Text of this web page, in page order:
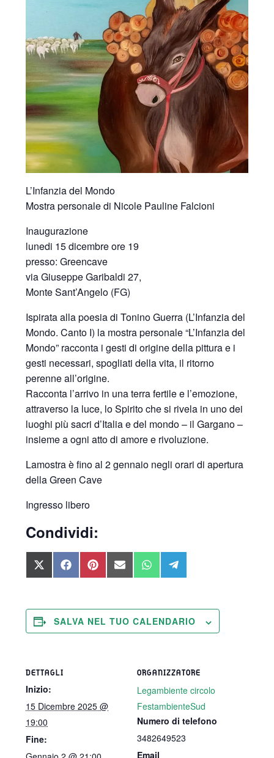
L’Infanzia del Mondo
Mostra personale di Nicole Pauline Falcioni
Inaugurazione
lunedi 15 dicembre ore 19
presso: Greencave
via Giuseppe Garibaldi 27,
Monte Sant’Angelo (FG)
Ispirata alla poesia di Tonino Guerra (L’Infanzia del
Mondo. Canto I) la mostra personale “L’Infanzia del
Mondo” racconta i gesti di origine della pittura e i
gesti necessari, spogliati della vita, il ritorno
perenne all’origine.
Racconta l’arrivo in una terra fertile e l’emozione,
attraverso la luce, lo Spirito che si rivela in uno dei
luoghi più sacri d’Italia e del mondo – il Gargano –
insieme a ogni atto di amore e rivoluzione.
Lamostra è fino al 2 gennaio negli orari di apertura
della Green Cave
Ingresso libero
Condividi:
SHARE
ON
SHARE
ON
SHARE
ON
SHARE
ON
SHARE
ON
SHARE
ON
SALVA NEL TUO CALENDARIO
DETTAGLI
Inizio:
15 Dicembre 2025 @
19:00
Fine:
ORGANIZZATORE
Legambiente circolo
FestambienteSud
Numero di telefono
3482649523
Email